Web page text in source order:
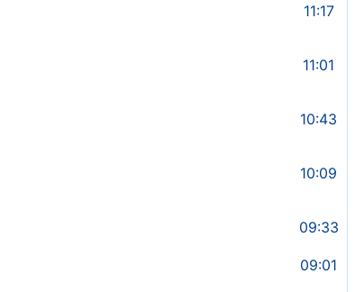
11:17
11:01
10:43
10:09
09:33
09:01